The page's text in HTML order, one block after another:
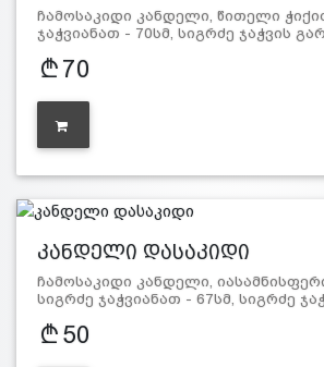
ჩამოსაკიდი კანდელი, წითელი
ჯაჭვიანათ - 70სმ, სიგრძე ჯაჭვის
70
კანდელი დასაკიდი
ჩამოსაკიდი კანდელი,
სიგრძე ჯაჭვიანათ - 67სმ, სიგრძე
50